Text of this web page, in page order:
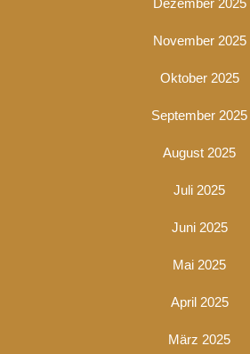
Dezember 2025
November 2025
Oktober 2025
September 2025
August 2025
Juli 2025
Juni 2025
Mai 2025
April 2025
März 2025